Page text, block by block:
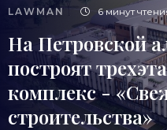
LAWMAN 6 минут
На Петровской
построят
комплекс -
строительства»